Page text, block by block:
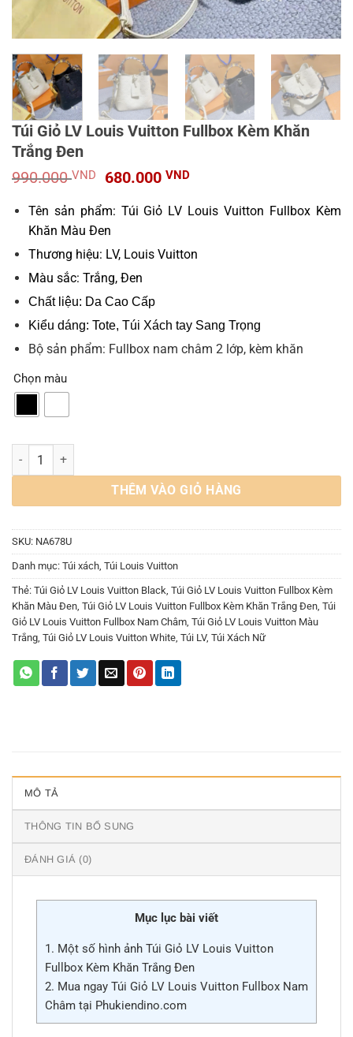
Túi Giỏ LV Louis Vuitton Fullbox Kèm Khăn
Trắng Đen
990.000VND
Giá
là:
990.000 VND.
680.000 VNDGiá
tại
Tên sản phẩm: Túi Giỏ LV Louis Vuitton Fullbox Kèm
Khăn Màu Đen
Thương hiệu: LV, Louis Vuitton
Màu sắc: Trắng, Đen
Chất liệu: Da Cao Cấp
Kiểu dáng: Tote, Túi Xách tay Sang Trọng
Bộ sản phẩm: Fullbox nam châm 2 lớp, kèm khăn
Chọn màu
Túi Giỏ LV Louis Vuitton Fullbox Kèm Khăn Trắng Đen số lượng
THÊM VÀO GIỎ HÀNG
SKU: NA678U
Danh mục: Túi xách, Túi Louis Vuitton
Thẻ: Túi Giỏ LV Louis Vuitton Black, Túi Giỏ LV Louis Vuitton Fullbox Kèm
Khăn Màu Đen, Túi Giỏ LV Louis Vuitton Fullbox Kèm Khăn Trắng Đen, Túi
Giỏ LV Louis Vuitton Fullbox Nam Châm, Túi Giỏ LV Louis Vuitton Màu
Trắng, Túi Giỏ LV Louis Vuitton White, Túi LV, Túi Xách Nữ
MÔ TẢ
THÔNG TIN BỔ SUNG
ĐÁNH GIÁ (0)
Mục lục bài viết
1. Một số hình ảnh Túi Giỏ LV Louis Vuitton
Fullbox Kèm Khăn Trắng Đen
2. Mua ngay Túi Giỏ LV Louis Vuitton Fullbox Nam
Châm tại Phukiendino.com